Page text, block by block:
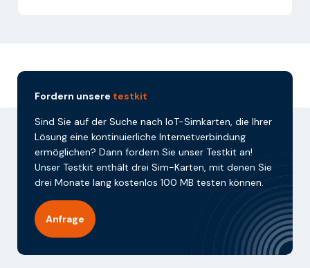
Fordern unsere testkit
Sind Sie auf der Suche nach IoT-Simkarten, die Ihrer
Lösung eine kontinuierliche Internetverbindung
ermöglichen? Dann fordern Sie unser Testkit an!
Unser Testkit enthält drei Sim-Karten, mit denen Sie
drei Monate lang kostenlos 100 MB testen können.
Anfrage